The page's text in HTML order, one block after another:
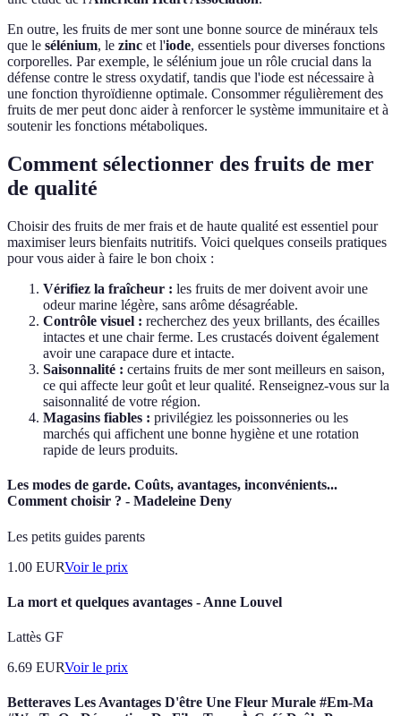
En outre, les fruits de mer sont une bonne source de minéraux tels
que le sélénium, le zinc et l'iode, essentiels pour diverses fonctions
corporelles. Par exemple, le sélénium joue un rôle crucial dans la
défense contre le stress oxydatif, tandis que l'iode est nécessaire à
une fonction thyroïdienne optimale. Consommer régulièrement des
fruits de mer peut donc aider à renforcer le système immunitaire et à
soutenir les fonctions métaboliques.
Comment sélectionner des fruits de mer
de qualité
Choisir des fruits de mer frais et de haute qualité est essentiel pour
maximiser leurs bienfaits nutritifs. Voici quelques conseils pratiques
pour vous aider à faire le bon choix :
Vérifiez la fraîcheur : les fruits de mer doivent avoir une
odeur marine légère, sans arôme désagréable.
Contrôle visuel : recherchez des yeux brillants, des écailles
intactes et une chair ferme. Les crustacés doivent également
avoir une carapace dure et intacte.
Saisonnalité : certains fruits de mer sont meilleurs en saison,
ce qui affecte leur goût et leur qualité. Renseignez-vous sur la
saisonnalité de votre région.
Magasins fiables : privilégiez les poissonneries ou les
marchés qui affichent une bonne hygiène et une rotation
rapide de leurs produits.
Les modes de garde. Coûts, avantages, inconvénients...
Comment choisir ? - Madeleine Deny
Les petits guides parents
1.00 EURVoir le prix
La mort et quelques avantages - Anne Louvel
Lattès GF
6.69 EURVoir le prix
Betteraves Les Avantages D'être Une Fleur Murale #Em-Ma